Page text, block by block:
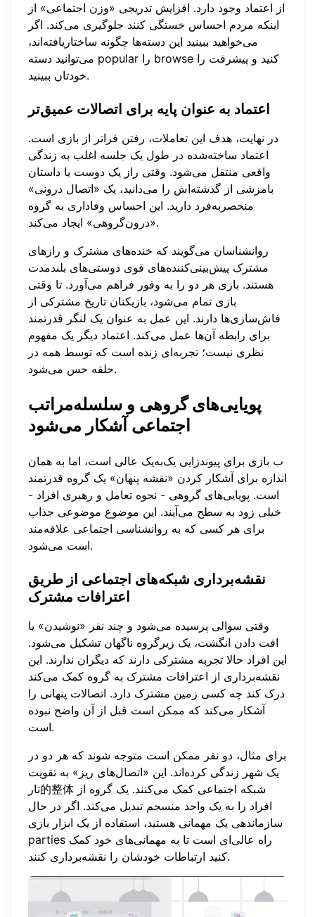
از اعتماد وجود دارد. افزایش تدریجی «وزن اجتماعی» از
اینکه مردم احساس خستگی کنند جلوگیری می‌کند. اگر
می‌خواهید ببینید این دسته‌ها چگونه ساختاریافته‌اند،
می‌توانید دسته popular
خودتان ببینید.
اعتماد به عنوان پایه برای اتصالات عمیق‌تر
در نهایت، هدف این تعاملات، رفتن فراتر از بازی است.
اعتماد ساخته‌شده در طول یک جلسه اغلب به زندگی
واقعی منتقل می‌شود. وقتی راز یک دوست یا داستان
بامزشی از گذشته‌اش را می‌دانید، یک «اتصال درونی»
منحصربه‌فرد دارید. این احساس وفاداری به گروه
«درون‌گروهی» ایجاد می‌کند.
روانشناسان می‌گویند که خنده‌های مشترک و رازهای
مشترک پیش‌بینی‌کننده‌های قوی دوستی‌های بلندمدت
هستند. بازی هر دو را به وفور فراهم می‌آورد. تا وقتی
بازی تمام می‌شود، بازیکنان تاریخ مشترکی از
فاش‌سازی‌ها دارند. این عمل به عنوان یک لنگر قدرتمند
برای رابطه آن‌ها عمل می‌کند. اعتماد دیگر یک مفهوم
نظری نیست؛ تجربه‌ای زنده است که توسط همه در
حلقه حس می‌شود.
پویایی‌های گروهی و سلسله‌مراتب
اجتماعی آشکار می‌شود
ب بازی برای پیوندزایی یک‌به‌یک عالی است، اما به همان
اندازه برای آشکار کردن «نقشه پنهان» یک گروه قدرتمند
است. پویایی‌های گروهی - نحوه تعامل و رهبری افراد -
خیلی زود به سطح می‌آیند. این موضوع موضوعی جذاب
برای هر کسی که به روانشناسی اجتماعی علاقه‌مند
است می‌شود.
نقشه‌برداری شبکه‌های اجتماعی از طریق
اعترافات مشترک
وقتی سوالی پرسیده می‌شود و چند نفر «نوشیدن» یا
افت دادن انگشت، یک زیرگروه ناگهان تشکیل می‌شود.
این افراد حالا تجربه مشترکی دارند که دیگران ندارند. این
نقشه‌برداری از اعترافات مشترک به گروه کمک می‌کند
درک کند چه کسی زمین مشترک دارد. اتصالات پنهانی را
آشکار می‌کند که ممکن است قبل از آن واضح نبوده
است.
برای مثال، دو نفر ممکن است متوجه شوند که هر دو در
یک شهر زندگی کرده‌اند. این «اتصال‌های ریز» به تقویت
تار的整体 شبکه اجتماعی کمک می‌کنند. یک گروه از
افراد را به یک واحد منسجم تبدیل می‌کند. اگر در حال
سازماندهی یک مهمانی هستید، استفاده از یک ابزار بازی
parties
کنید ارتباطات خودشان را نقشه‌برداری کنند.